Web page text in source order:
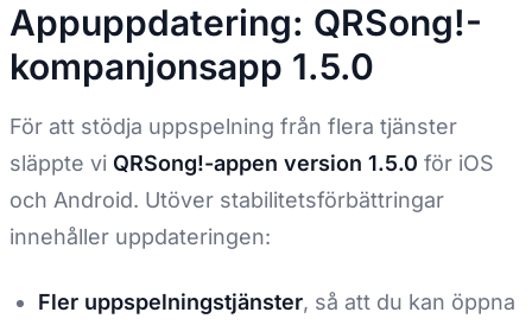
Appuppdatering: QRSong!-
kompanjonsapp 1.5.0
För att stödja uppspelning från flera tjänster
släppte vi QRSong!-appen version 1.5.0 för iOS
och Android. Utöver stabilitetsförbättringar
innehåller uppdateringen:
Fler uppspelningstjänster, så att du kan öppna